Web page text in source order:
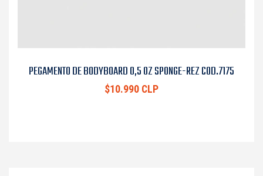
PEGAMENTO DE BODYBOARD 0,5 OZ SPONGE-REZ COD.7175
$10.990 CLP